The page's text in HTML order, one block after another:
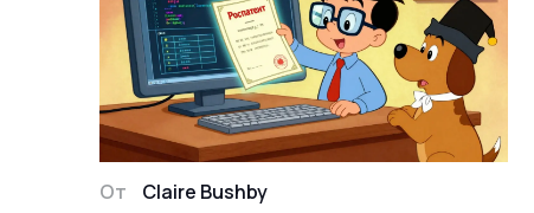
От Claire Bushby